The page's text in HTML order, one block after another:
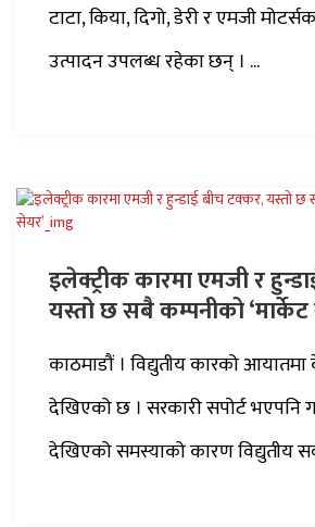
टाटा, किया, दिगो, डेरी र एमजी
उत्पादन उपलब्ध रहेका छन् । ...
इलेक्ट्रीक कारमा एमजी र
यस्तो छ सबै कम्पनीको
काठमाडौं । विद्युतीय कारको
देखिएको छ । सरकारी सपोर्ट भएपनि
देखिएको समस्याको कारण विद्युतीय